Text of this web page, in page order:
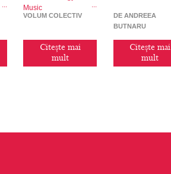
Music
VOLUM COLECTIV
Citește mai
mult
DE ANDREEA
BUTNARU
Citește mai
mult